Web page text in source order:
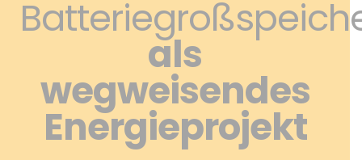
als
wegweisendes
Energieprojekt